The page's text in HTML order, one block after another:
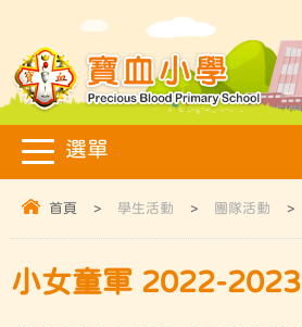
首頁 > 學生活動 > 團隊活動 >
小女童軍 2022-2023